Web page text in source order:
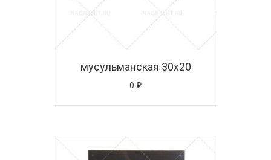
мусульманская 30х20
0 ₽